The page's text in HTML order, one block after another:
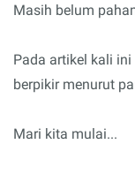
Masih belum
Pada artikel kali
berpikir menurut
Mari kita mulai...